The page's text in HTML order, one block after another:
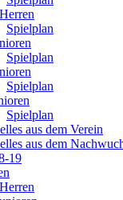
Spielplan
Spielplan
Spielplan
Spielplan
aus dem Verein
aus dem
19